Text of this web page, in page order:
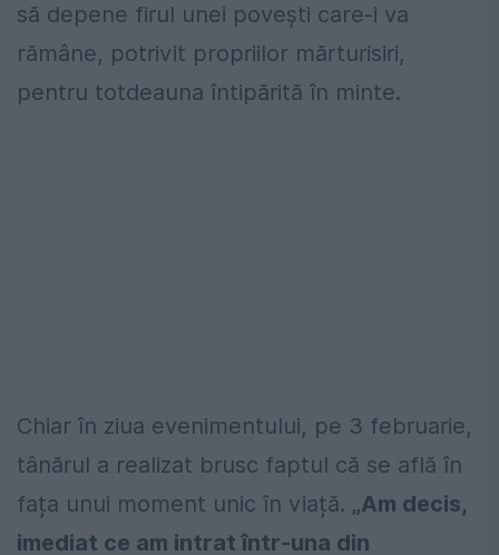
să depene firul unei povești care-i va
rămâne, potrivit propriilor mărturisiri,
pentru totdeauna întipărită în minte.
Chiar în ziua evenimentului, pe 3 februarie,
tânărul a realizat brusc faptul că se află în
fața unui moment unic în viață. „Am decis,
imediat ce am intrat într-una din